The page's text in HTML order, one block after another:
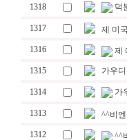
1318 덕
1317 제 미
1316 제
1315 가우
1314 가
1313 ^^비
1312 ^^